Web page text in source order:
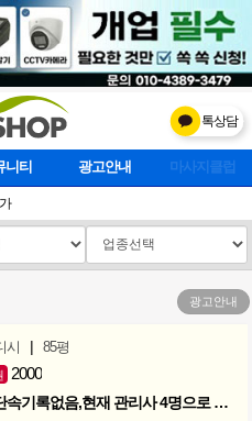
톡상담
니티 광고안내 마사지클럽
광고안내
시 | 85평
2000
85평, 각방 샤워장, 단속기록없음,현재 관리사 4명으로 성업중